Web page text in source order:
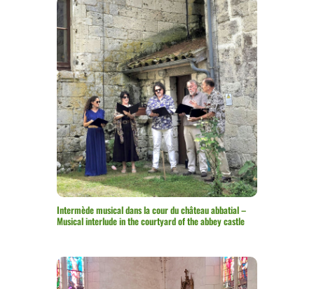
Intermède musical dans la cour du château abbatial –
Musical interlude in the courtyard of the abbey castle